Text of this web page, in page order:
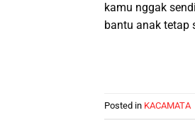
kamu nggak
bantu anak tetap
Posted in KACAMATA